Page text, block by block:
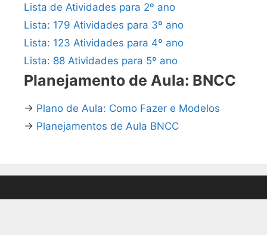
Lista de Atividades para 2º ano
Lista: 179 Atividades para 3º ano
Lista: 123 Atividades para 4º ano
Lista: 88 Atividades para 5º ano
Planejamento de Aula: BNCC
→ Plano de Aula: Como Fazer e Modelos
→ Planejamentos de Aula BNCC